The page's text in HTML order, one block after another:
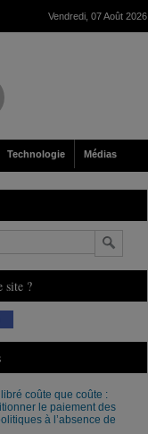
Vendredi, 07 Août 2026
Technologie Médias
site ?
coûte que coûte :
le paiement des
à l’absence de